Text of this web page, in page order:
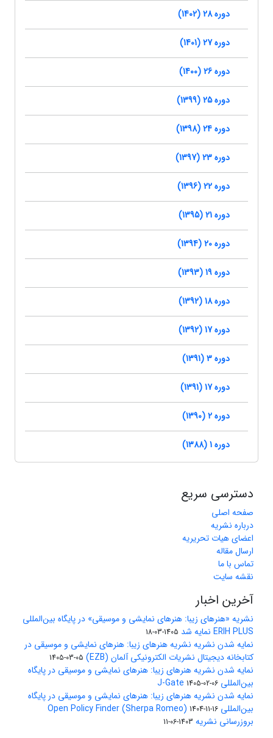
دوره 28 (1402)
دوره 27 (1401)
دوره 26 (1400)
دوره 25 (1399)
دوره 24 (1398)
دوره 23 (1397)
دوره 22 (1396)
دوره 21 (1395)
دوره 20 (1394)
دوره 19 (1393)
دوره 18 (1392)
دوره 17 (1392)
دوره 3 (1391)
دوره 17 (1391)
دوره 2 (1390)
دوره 1 (1388)
دسترسی سریع
صفحه اصلی
درباره نشریه
اعضای هیات تحریریه
ارسال مقاله
تماس با ما
نقشه سایت
آخرین اخبار
نشریه «هنرهای زیبا: هنرهای نمایشی و موسیقی» در پایگاه بین‌المللی
ERIH PLUS نمایه شد
1405-03-18
نمایه شدن نشریه نشریه هنرهای زیبا: هنرهای نمایشی و موسیقی در
کتابخانه دیجیتال نشریات الکترونیکی آلمان (EZB)
1405-03-05
نمایه شدن نشریه هنرهای زیبا: هنرهای نمایشی و موسیقی در پایگاه
بین‌المللی J-Gate 1405-02-06
نمایه شدن نشریه هنرهای زیبا: هنرهای نمایشی و موسیقی در پایگاه
بین‌المللی Open Policy Finder (Sherpa Romeo) 1404-11-16
بروزرسانی نشریه 1403-06-11